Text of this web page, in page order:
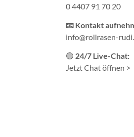
0 4407 91 70 20
📧 Kontakt
info@rollrasen-
🟢 24/7 Live-Chat:
Jetzt Chat öffnen >